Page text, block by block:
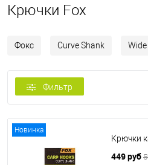
Крючки Fox
Фокс Curve Shank
Фильтр
Новинка
Крючки
449 руб